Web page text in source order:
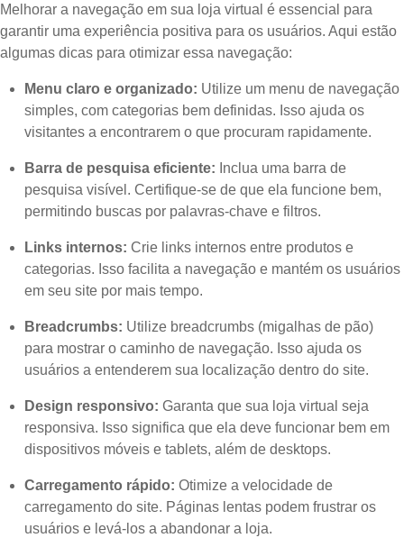
Melhorar a navegação em sua loja virtual é essencial para
garantir uma experiência positiva para os usuários. Aqui estão
algumas dicas para otimizar essa navegação:
Menu claro e organizado: Utilize um menu de navegação
simples, com categorias bem definidas. Isso ajuda os
visitantes a encontrarem o que procuram rapidamente.
Barra de pesquisa eficiente: Inclua uma barra de
pesquisa visível. Certifique-se de que ela funcione bem,
permitindo buscas por palavras-chave e filtros.
Links internos: Crie links internos entre produtos e
categorias. Isso facilita a navegação e mantém os usuários
em seu site por mais tempo.
Breadcrumbs: Utilize breadcrumbs (migalhas de pão)
para mostrar o caminho de navegação. Isso ajuda os
usuários a entenderem sua localização dentro do site.
Design responsivo: Garanta que sua loja virtual seja
responsiva. Isso significa que ela deve funcionar bem em
dispositivos móveis e tablets, além de desktops.
Carregamento rápido: Otimize a velocidade de
carregamento do site. Páginas lentas podem frustrar os
usuários e levá-los a abandonar a loja.